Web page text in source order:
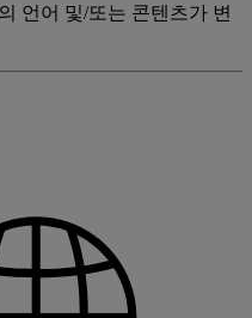
언어 및/또는 콘텐츠가 변